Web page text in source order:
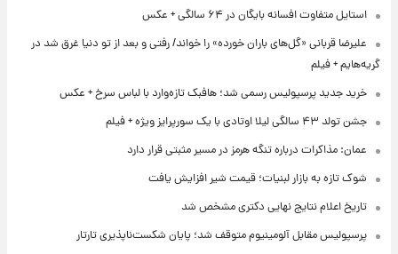
استایل متفاوت افسانه بایگان در ۶۴ سالگی + عکس
علیرضا قربانی «گل‌های باران خورده» را خواند/ رفتی و بعد از تو دنیا غرق شد در
گریه‌هایم + فیلم
خرید جدید پرسپولیس رسمی شد؛ هافبک تازه‌وارد با لباس سرخ + عکس
جشن تولد ۴۳ سالگی لیلا اوتادی با یک سورپرایز ویژه + فیلم
عمان: مذاکرات درباره تنگه هرمز در مسیر مثبتی قرار دارد
شوک تازه به بازار لبنیات؛ قیمت شیر افزایش یافت
تاریخ اعلام نتایج نهایی دکتری مشخص شد
پرسپولیس مقابل آلومینیوم متوقف شد؛ پایان شکست‌ناپذیری تارتار